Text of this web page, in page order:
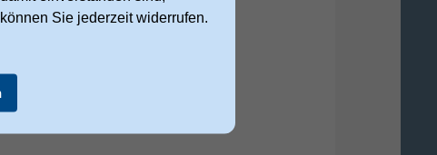
Sie jederzeit widerrufen.